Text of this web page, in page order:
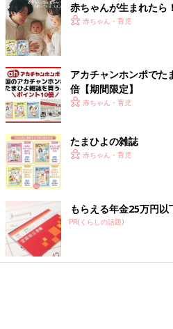
赤ちゃんが生まれたら
赤ちゃん・育児
アカチャンホンポでた
倍【期間限定】
赤ちゃん・育児
たまひよの雑誌
赤ちゃん・育児
もらえる年金25万円
PR(くらしの話題)